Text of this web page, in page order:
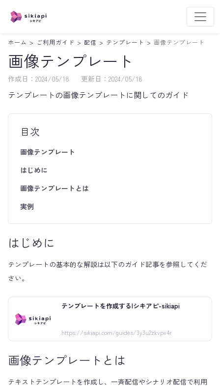
ホーム > ご利用ガイド > 配信 > テンプレート > 画像テンプレート
画像テンプレート
作成日： 2024/05/18 更新日： 2024/05/18
テンプレートの画像テンプレートに関してのガイド
目次
画像テンプレート
はじめに
画像テンプレートとは
実例
はじめに
テンプレートの基本的な解説は以下のガイド記事を参照してくだ
さい。
テンプレートを作成する|シキアピ-sikiapi
https://sikiapi.com/guides/3y3u2zkvpv4r
画像テンプレートとは
テキストテンプレートを作成し、一斉配信やシナリオ配信で利用